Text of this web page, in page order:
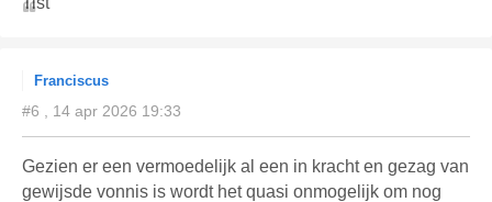
Franciscus
#6 , 14 apr 2026 19:33
Gezien er een vermoedelijk al een in kracht en gezag van
gewijsde vonnis is wordt het quasi onmogelijk om nog